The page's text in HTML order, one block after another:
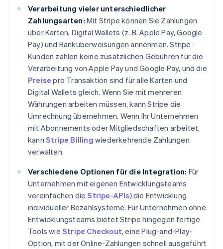
Verarbeitung vieler unterschiedlicher
Zahlungsarten: Mit Stripe können Sie Zahlungen
über Karten, Digital Wallets (z. B. Apple Pay, Google
Pay) und Banküberweisungen annehmen. Stripe-
Kunden zahlen keine zusätzlichen Gebühren für die
Verarbeitung von Apple Pay und Google Pay, und die
Preise pro Transaktion sind für alle Karten und
Digital Wallets gleich. Wenn Sie mit mehreren
Währungen arbeiten müssen, kann Stripe die
Umrechnung übernehmen. Wenn Ihr Unternehmen
mit Abonnements oder Mitgliedschaften arbeitet,
kann Stripe Billing wiederkehrende Zahlungen
verwalten.
Verschiedene Optionen für die Integration: Für
Unternehmen mit eigenen Entwicklungsteams
vereinfachen dieStripe-APIs)die Entwicklung
individueller Bezahlsysteme. Für Unternehmen ohne
Entwicklungsteams bietet Stripe hingegen fertige
Tools wie Stripe Checkout, eine Plug-and-Play-
Option, mit der Online-Zahlungen schnell ausgeführt